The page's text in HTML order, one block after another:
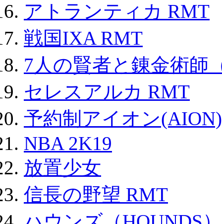
アトランティカ RMT
戦国IXA RMT
7人の賢者と錬金術師
セレスアルカ RMT
予約制アイオン
NBA 2K19
放置少女
信長の野望 RMT